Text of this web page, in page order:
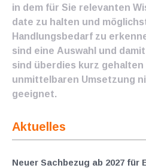
in dem für Sie relevanten
date zu halten und
Handlungsbedarf zu
sind eine Auswahl und
sind überdies kurz gehalten
unmittelbaren Umsetzung
geeignet.
Aktuelles
Neuer Sachbezug ab 2027 für